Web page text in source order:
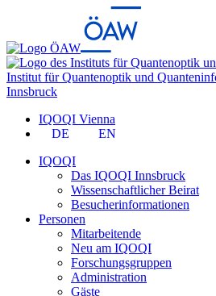
Institut für Quantenoptik und
Innsbruck
IQOQI Vienna
DE
EN
IQOQI
Das IQOQI Innsbruck
Wissenschaftlicher Beirat
Besucherinformationen
Personen
Mitarbeitende
Neu am IQOQI
Forschungsgruppen
Administration
Gäste